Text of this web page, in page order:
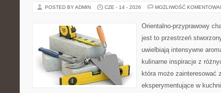
POSTED BY ADMIN CZE - 14 - 2026 MOŻLIWOŚĆ
Orientalno-przyprawowy
jest to przestrzeń
uwielbiają intensywne
kulinarne inspiracje z
która może zainteresować
eksperymentujące w